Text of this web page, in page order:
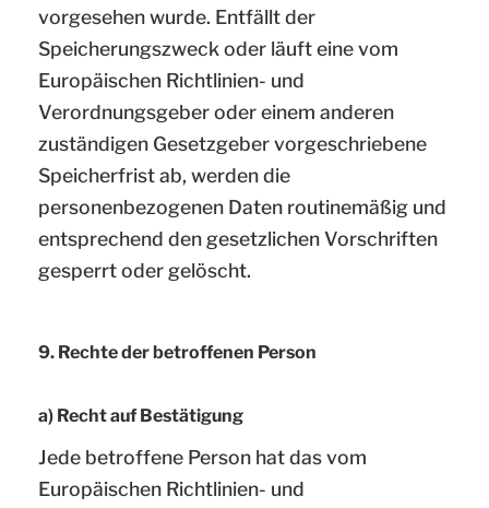
vorgesehen wurde. Entfällt der
Speicherungszweck oder läuft eine vom
Europäischen Richtlinien- und
Verordnungsgeber oder einem anderen
zuständigen Gesetzgeber vorgeschriebene
Speicherfrist ab, werden die
personenbezogenen Daten routinemäßig und
entsprechend den gesetzlichen Vorschriften
gesperrt oder gelöscht.
9. Rechte der betroffenen Person
a) Recht auf Bestätigung
Jede betroffene Person hat das vom
Europäischen Richtlinien- und